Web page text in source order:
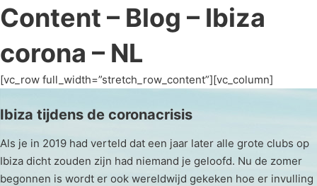
Content – Blog – Ibiza
corona – NL
[vc_row full_width=”stretch_row_content”][vc_column]
Ibiza tijdens de coronacrisis
Als je in 2019 had verteld dat een jaar later alle grote clubs op
Ibiza dicht zouden zijn had niemand je geloofd. Nu de zomer
begonnen is wordt er ook wereldwijd gekeken hoe er invulling